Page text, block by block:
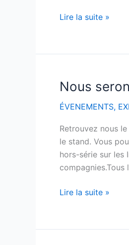
8Lire la suite »
Nous
ÉVENEMENTS,
Retrouvez nous
le stand. Vous
hors-série sur les
compagnies.Tous
Nous
à
janvier
Lire la suite »